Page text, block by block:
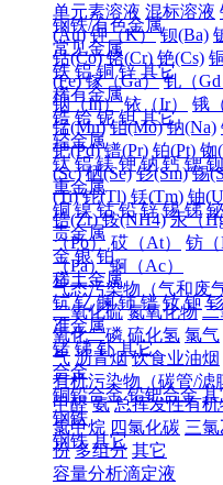
单元素溶液 混标溶液
(Au) 钾（K） 钡(Ba)
钴(Co) 铬(Cr) 铯(Cs)
(Fe) 镓（Ga） 钆（Gd
铟（In） 铱（Ir） 锇
锰(Mn) 钼(Mo) 钠(Na)
钯(Pd) 镨(Pr) 铂(Pt) 铷
(Sc) 硒(Se) 钐(Sm) 锡
(Ti) 铊(Tl) 铥(Tm) 铀
锆(Zr) 铵(NH4) 汞（
（Po） 砹（At） 钫（
（Pa） 锕（Ac）
气态污染物（气和废
二氧化硫 氮氧化物
氧化二磷 硫化氢 氯气
气 沥青烟 饮食业油烟
有机污染物（碳管/滤
甲醛 氨 总挥发性有机
氯甲烷 四氯化碳 三
份 多组分 其它
容量分析滴定液
钢铁/有色金属
常见金属
铁 铝 铜 锌 其它
稀有金属
锆 铪 铌 钽 其它
轻金属
钛 铝 镁 钾 钠 钙 锶 钡
重金属
铜 镍 钴 铅 锌 锡 锑 铋
贵金属
金 银 铂
稀土金属
钪 钇 镧 铈 镨 钕 钷 钐
准金属
锗 锑 钋 其它
合金
铜铅合金 铅钯合金 其
钢铁
钢铁 其它